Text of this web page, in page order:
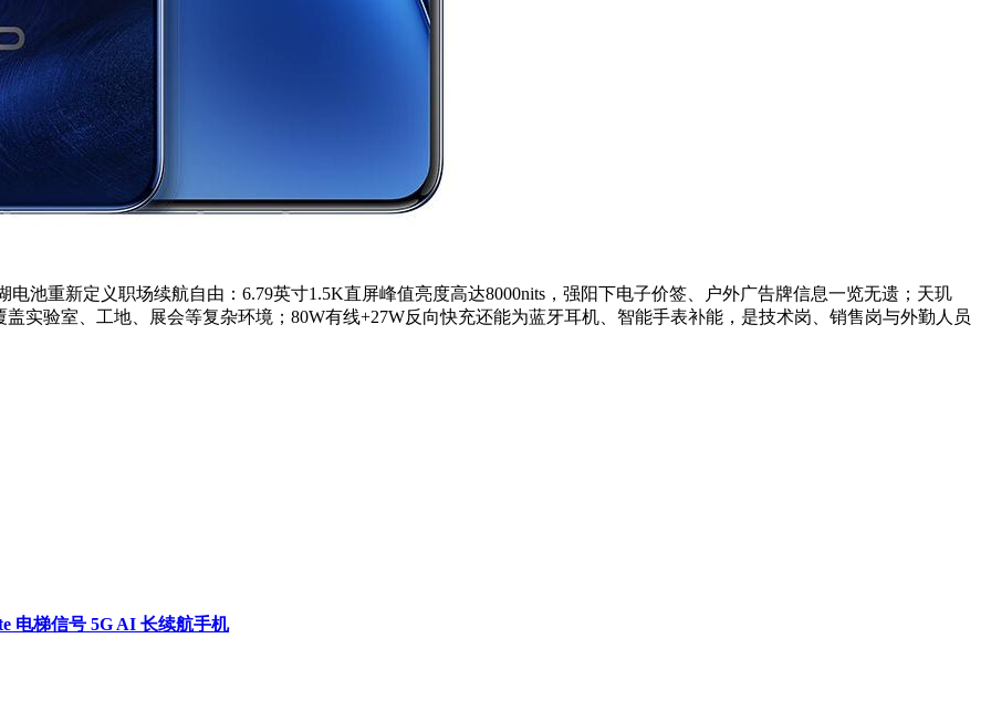
电池重新定义职场续航自由：6.79英寸1.5K直屏峰值亮度高达8000nits，强阳下电子价签、户外广告牌信息一览无遗；天玑
盖实验室、工地、展会等复杂环境；80W有线+27W反向快充还能为蓝牙耳机、智能手表补能，是技术岗、销售岗与外勤人员
电梯信号 5G AI 长续航手机